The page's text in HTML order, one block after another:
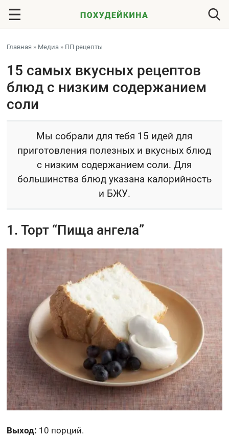
Главная » Медиа » ПП рецепты
15 самых вкусных рецептов
блюд с низким содержанием
соли
Мы собрали для тебя 15 идей для
приготовления полезных и вкусных блюд
с низким содержанием соли. Для
большинства блюд указана калорийность
и БЖУ.
1. Торт “Пища ангела”
Выход: 10 порций.